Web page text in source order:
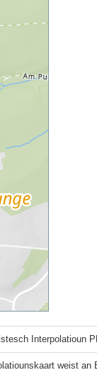
Interpolatioun
weist